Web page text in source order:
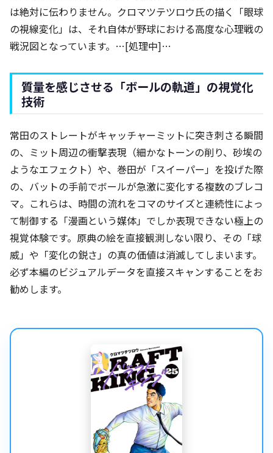
は絶対に伝わりません。クロマツテツロウ氏の描く「眼球
の視線変化」は、それ自体が野球における高度な心理戦の
戦況図となっています。…[処理中]…
質量を感じさせる「ボールの軌道」の視覚化
技術
常田のストレートがキャッチャーミットに突き刺さる瞬間
の、ミット周辺の衝撃表現（細かなトーンの削り、砂埃の
ようなエフェクト）や、巻田が「スイーパー」を投げた際
の、バットの手前でボールが急激に変化する複数のブレコ
マ。これらは、時間の流れをコマのサイズと連続性によっ
て制御する「漫画という媒体」でしか表現できない極上の
視覚体験です。原典の絵を直接観測しない限り、その「球
威」や「変化の鋭さ」の真の価値は消滅してしまいます。
必ず本編のビジュアルデータを直接スキャンすることをお
勧めします。